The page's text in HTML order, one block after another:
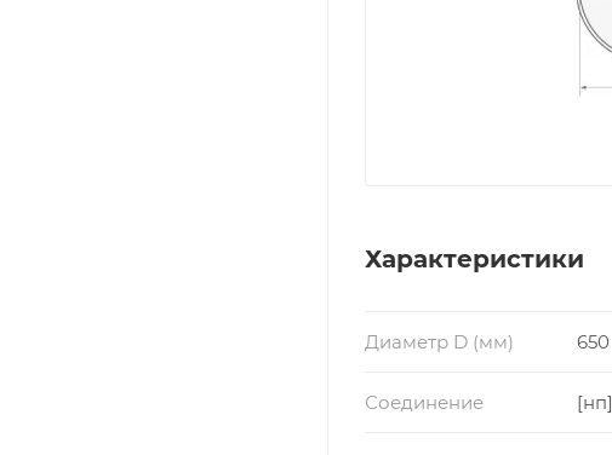
Характеристики
Диаметр D (мм) 650
Соединение [нп]